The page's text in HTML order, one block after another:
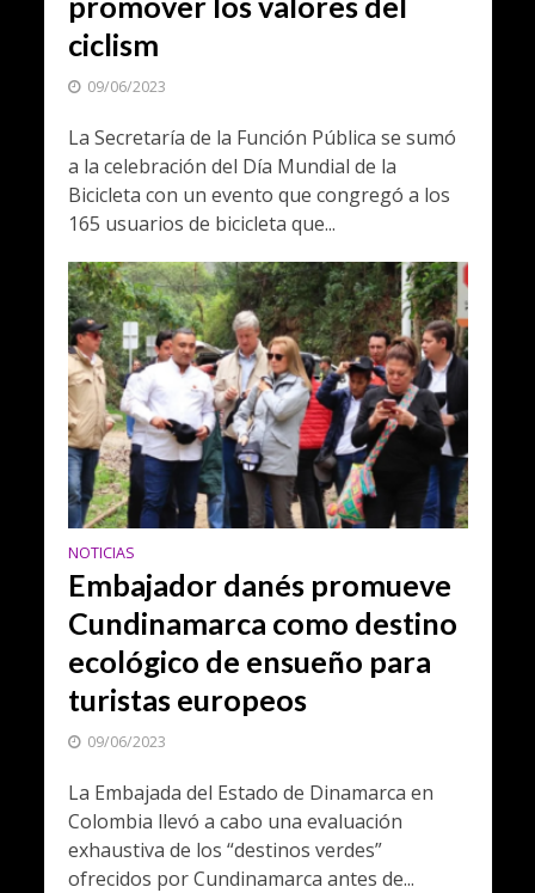
ciclism
09/06/2023
La Secretaría de la Función Pública se sumó
a la celebración del Día Mundial de la
Bicicleta con un evento que congregó a los
165 usuarios de bicicleta que...
NOTICIAS
Embajador danés promueve
Cundinamarca como destino
ecológico de ensueño para
turistas europeos
09/06/2023
La Embajada del Estado de Dinamarca en
Colombia llevó a cabo una evaluación
exhaustiva de los “destinos verdes”
ofrecidos por Cundinamarca antes de...